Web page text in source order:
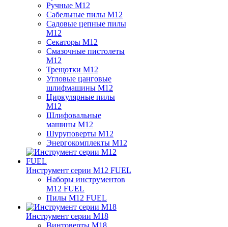
Ручные M12
Сабельные пилы M12
Садовые цепные пилы
M12
Секаторы M12
Смазочные пистолеты
M12
Трещотки M12
Угловые цанговые
шлифмашины M12
Циркулярные пилы
M12
Шлифовальные
машины M12
Шуруповерты M12
Энергокомплекты M12
Инструмент серии M12 FUEL
Наборы инструментов
M12 FUEL
Пилы M12 FUEL
Инструмент серии M18
Винтоверты M18